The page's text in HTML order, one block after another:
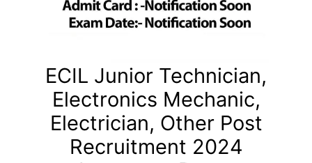
ECIL Junior Technician,
Electronics Mechanic,
Electrician, Other Post
Recruitment 2024